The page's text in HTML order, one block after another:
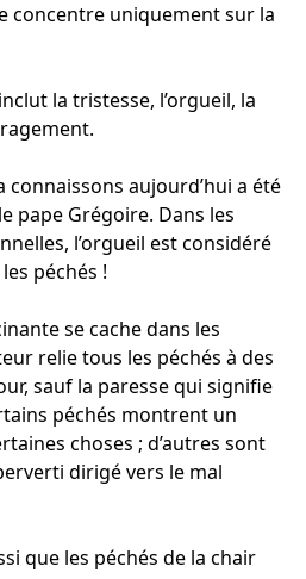
concentre uniquement sur la
la tristesse, l’orgueil, la
connaissons aujourd’hui a été
pape Grégoire. Dans les
l’orgueil est considéré
péchés !
se cache dans les
relie tous les péchés à des
sauf la paresse qui signifie
péchés montrent un
choses ; d’autres sont
dirigé vers le mal
que les péchés de la chair